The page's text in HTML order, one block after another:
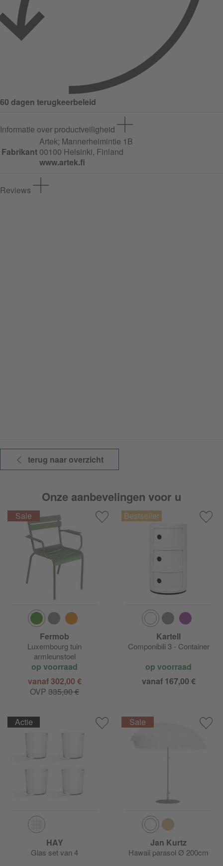
60 dagen terugkeerbeleid
Informatie over productveiligheid
Fabrikant
Artek; Mannerheimintie 1B
00100 Helsinki, Finland
www.artek.fi
Reviews
terug naar overzicht
Onze aanbevelingen voor u
Fermob
Luxembourg tuin
armleunstoel
op voorraad
vanaf 302,00 €
OVP 335,00 €
Kartell
Componibili 3 - Container
op voorraad
vanaf 167,00 €
Actie
HAY
Glas set van 4
Jan Kurtz
Hawaii parasol Ø 200cm